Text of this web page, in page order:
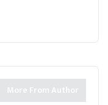
More From Author